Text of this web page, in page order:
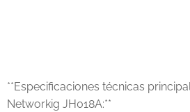
**Especificaciones técnicas
Networkig JH018A:**